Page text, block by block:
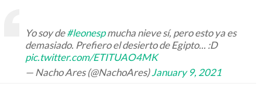
Yo soy de#leonespmucha nieve sí, pero esto ya es
demasiado. Prefiero el desierto de Egipto... :D
pic.twitter.com/ETITUAO4MK
— Nacho Ares (@NachoAres) January 9, 2021